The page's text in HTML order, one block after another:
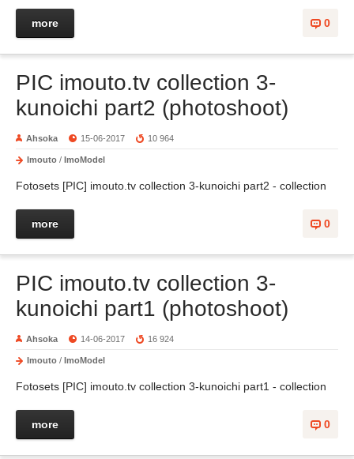
0
more
PIC imouto.tv collection 3-
kunoichi part2 (photoshoot)
Ahsoka 15-06-2017 10 964
Imouto / ImoModel
Fotosets [PIC] imouto.tv collection 3-kunoichi part2 - collection
0
more
PIC imouto.tv collection 3-
kunoichi part1 (photoshoot)
Ahsoka 14-06-2017 16 924
Imouto / ImoModel
Fotosets [PIC] imouto.tv collection 3-kunoichi part1 - collection
0
more